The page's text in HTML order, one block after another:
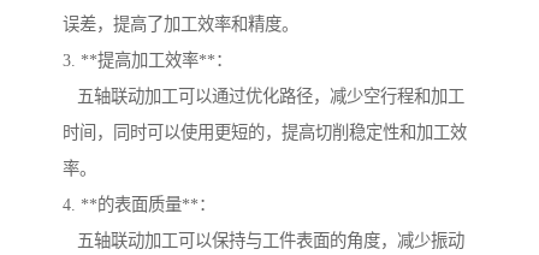
误差，提高了加工效率和精度。
3. **提高加工效率**：
五轴联动加工可以通过优化路径，减少空行程和加工
时间，同时可以使用更短的，提高切削稳定性和加工效
率。
4. **的表面质量**：
五轴联动加工可以保持与工件表面的角度，减少振动